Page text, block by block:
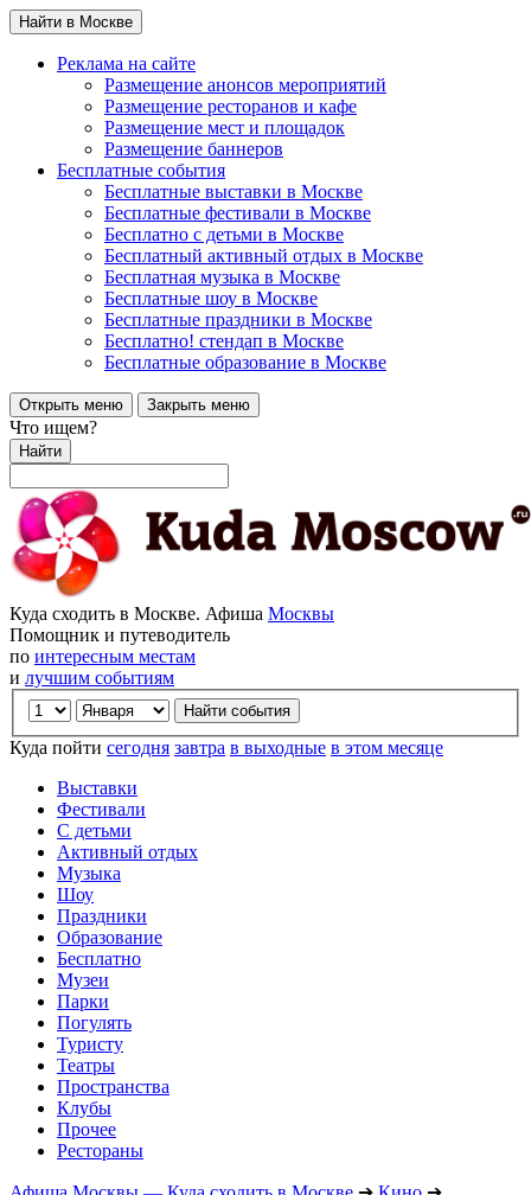
Найти в Москве
Реклама на сайте
Размещение анонсов мероприятий
Размещение ресторанов и кафе
Размещение мест и площадок
Размещение баннеров
Бесплатные события
Бесплатные выставки в Москве
Бесплатные фестивали в Москве
Бесплатно с детьми в Москве
Бесплатный активный отдых в Москве
Бесплатная музыка в Москве
Бесплатные шоу в Москве
Бесплатные праздники в Москве
Бесплатно! стендап в Москве
Бесплатные образование в Москве
Открыть меню Закрыть меню
Что ищем?
Найти
Куда сходить в Москве. Афиша Москвы
Помощник и путеводитель
по интересным местам
и лучшим событиям
Куда пойти сегодня завтра в выходные в этом месяце
Выставки
Фестивали
С детьми
Активный отдых
Музыка
Шоу
Праздники
Образование
Бесплатно
Музеи
Парки
Погулять
Туристу
Театры
Пространства
Клубы
Прочее
Рестораны